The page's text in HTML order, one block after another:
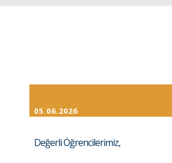
05.06.2026
Değerli Öğrencilerimiz,